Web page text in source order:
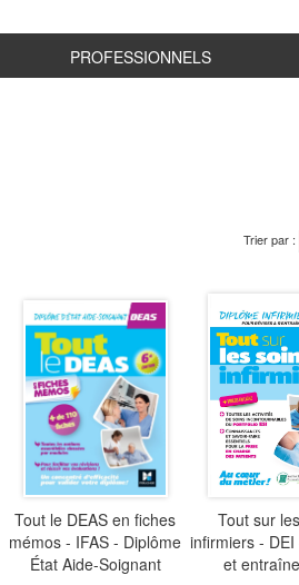
PROFESSIONNELS
Trier par :
Tout le DEAS en fiches
mémos - IFAS - Diplôme
État Aide-Soignant
Tout sur
infirmiers - DEI
et